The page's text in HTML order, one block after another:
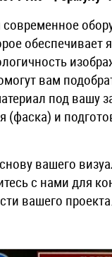
обеспечивает
вам
под вашу
(фаска) и
вашего
с нами для
вашего